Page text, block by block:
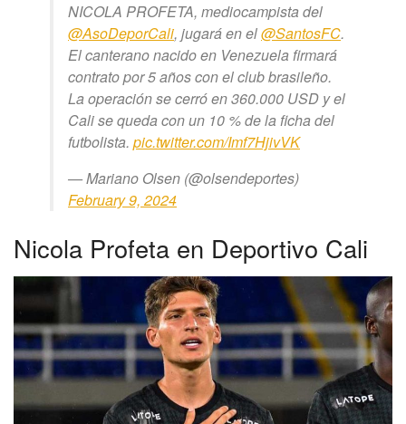
NICOLA PROFETA, mediocampista del
@AsoDeporCali, jugará en el@SantosFC.
El canterano nacido en Venezuela firmará
contrato por 5 años con el club brasileño.
La operación se cerró en 360.000 USD y el
Cali se queda con un 10 % de la ficha del
futbolista. pic.twitter.com/Imf7HjivVK
— Mariano Olsen (@olsendeportes)
February 9, 2024
Nicola Profeta en Deportivo Cali